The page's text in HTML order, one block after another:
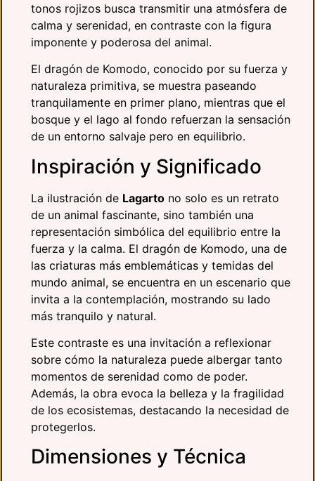
tonos rojizos busca transmitir una atmósfera de
calma y serenidad, en contraste con la figura
imponente y poderosa del animal.
El dragón de Komodo, conocido por su fuerza y
naturaleza primitiva, se muestra paseando
tranquilamente en primer plano, mientras que el
bosque y el lago al fondo refuerzan la sensación
de un entorno salvaje pero en equilibrio.
Inspiración y Significado
La ilustración de Lagarto no solo es un retrato
de un animal fascinante, sino también una
representación simbólica del equilibrio entre la
fuerza y la calma. El dragón de Komodo, una de
las criaturas más emblemáticas y temidas del
mundo animal, se encuentra en un escenario que
invita a la contemplación, mostrando su lado
más tranquilo y natural.
Este contraste es una invitación a reflexionar
sobre cómo la naturaleza puede albergar tanto
momentos de serenidad como de poder.
Además, la obra evoca la belleza y la fragilidad
de los ecosistemas, destacando la necesidad de
protegerlos.
Dimensiones y Técnica